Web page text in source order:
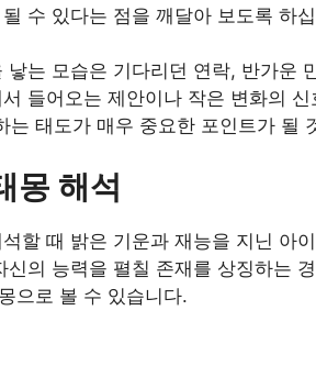
수 있다는 점을 깨달아 보도록 하
는 모습은 기다리던 연락, 반가운
들어오는 제안이나 작은 변화의
는 태도가 매우 중요한 포인트가 될
몽 해석
할 때 밝은 기운과 재능을 지닌 아
의 능력을 펼칠 존재를 상징하는
으로 볼 수 있습니다.